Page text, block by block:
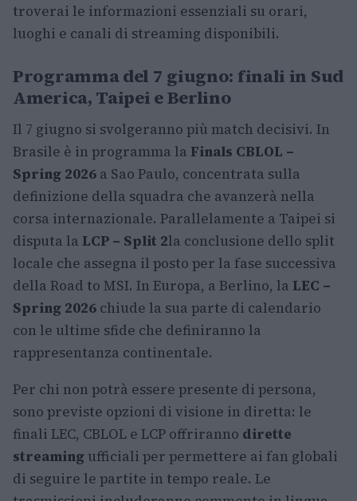
troverai le informazioni essenziali su orari,
luoghi e canali di streaming disponibili.
Programma del 7 giugno: finali in Sud
America, Taipei e Berlino
Il 7 giugno si svolgeranno più match decisivi. In
Brasile è in programma la Finals CBLOL –
Spring 2026 a Sao Paulo, concentrata sulla
definizione della squadra che avanzerà nella
corsa internazionale. Parallelamente a Taipei si
disputa la LCP – Split 2la conclusione dello split
locale che assegna il posto per la fase successiva
della Road to MSI. In Europa, a Berlino, la LEC –
Spring 2026 chiude la sua parte di calendario
con le ultime sfide che definiranno la
rappresentanza continentale.
Per chi non potrà essere presente di persona,
sono previste opzioni di visione in diretta: le
finali LEC, CBLOL e LCP offriranno dirette
streaming ufficiali per permettere ai fan globali
di seguire le partite in tempo reale. Le